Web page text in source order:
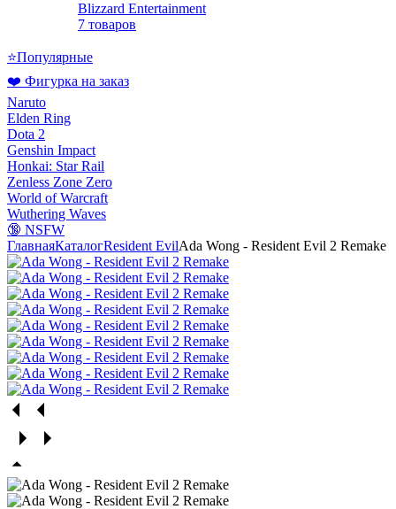
Blizzard Entertainment
7 товаров
⭐Популярные
❤️ Фигурка на заказ
Naruto
Elden Ring
Dota 2
Genshin Impact
Honkai: Star Rail
Zenless Zone Zero
World of Warcraft
Wuthering Waves
🔞 NSFW
ГлавнаяКаталогResident EvilAda Wong - Resident Evil 2 Remake